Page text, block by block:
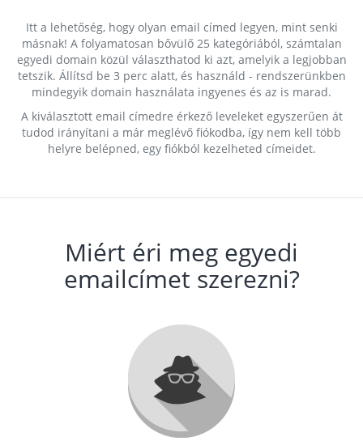
Itt a lehetőség, hogy olyan email címed legyen, mint senki
másnak! A folyamatosan bővülő 25 kategóriából, számtalan
egyedi domain közül választhatod ki azt, amelyik a legjobban
tetszik. Állítsd be 3 perc alatt, és használd - rendszerünkben
mindegyik domain használata ingyenes és az is marad.
A kiválasztott email címedre érkező leveleket egyszerűen át
tudod irányítani a már meglévő fiókodba, így nem kell több
helyre belépned, egy fiókból kezelheted címeidet.
Miért éri meg egyedi
emailcímet szerezni?